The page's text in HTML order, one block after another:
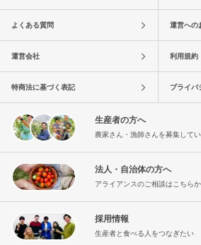
よくある質問 運営への
運営会社 利用規約
特商法に基づく表記 プライバ
生産者の方へ
農家さん・漁師さんを募集して
法人・自治体の方へ
アライアンスのご相談はこちら
採用情報
生産者と食べる人をつなぎたい